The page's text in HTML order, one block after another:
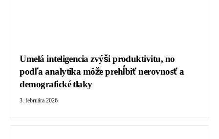
Umelá inteligencia zvýši produktivitu, no
podľa analytika môže prehĺbiť nerovnosť a
demografické tlaky
3. februára 2026